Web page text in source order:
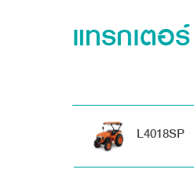
แทรกเตอร์
L4018SP